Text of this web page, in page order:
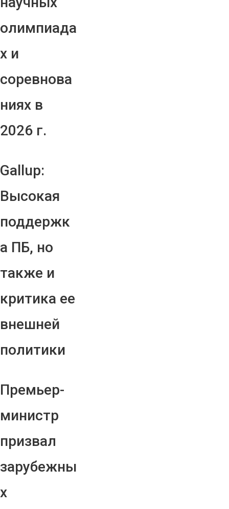
олимпиада
х и
соревнова
ниях в
2026 г.
Gallup:
Высокая
поддержк
а ПБ, но
также и
критика ее
внешней
политики
Премьер-
министр
призвал
зарубежны
х